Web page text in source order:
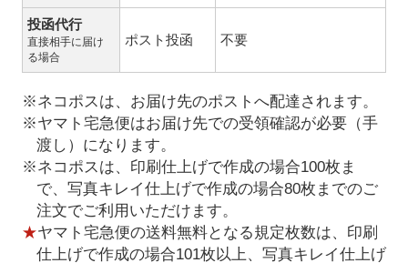
投函代行
直接相手に届け
る場合
ポスト投函 不要
※ネコポスは、お届け先のポストへ配達されます。
※ヤマト宅急便はお届け先での受領確認が必要（手
渡し）になります。
※ネコポスは、印刷仕上げで作成の場合100枚ま
で、写真キレイ仕上げで作成の場合80枚までのご
注文でご利用いただけます。
★ヤマト宅急便の送料無料となる規定枚数は、印刷
仕上げで作成の場合101枚以上、写真キレイ仕上げ